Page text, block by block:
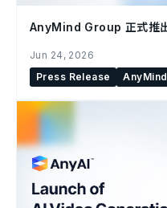
AnyMind Group 正式推
Jun 24, 2026
Press Release